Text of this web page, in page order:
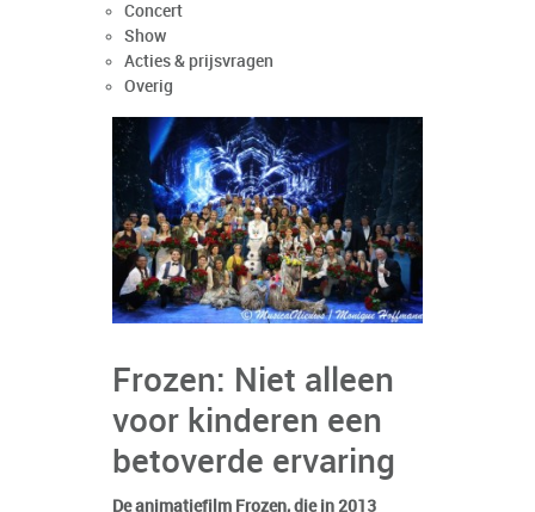
Concert
Show
Acties & prijsvragen
Overig
Frozen: Niet alleen
voor kinderen een
betoverde ervaring
De animatiefilm Frozen, die in 2013